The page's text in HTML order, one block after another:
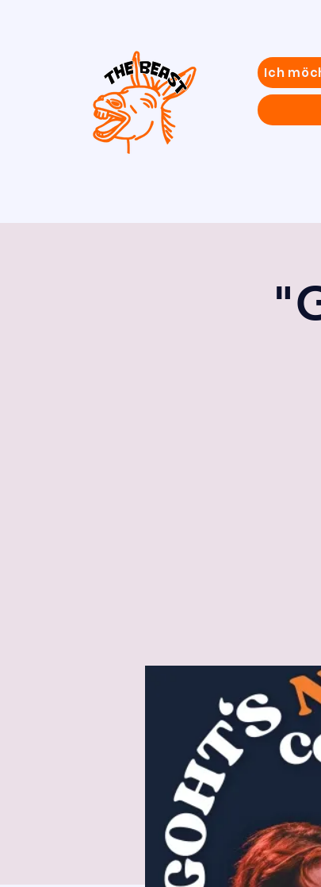
Ich